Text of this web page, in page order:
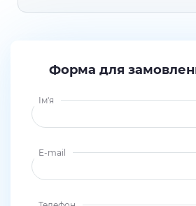
Форма для
Ім'я
E-mail